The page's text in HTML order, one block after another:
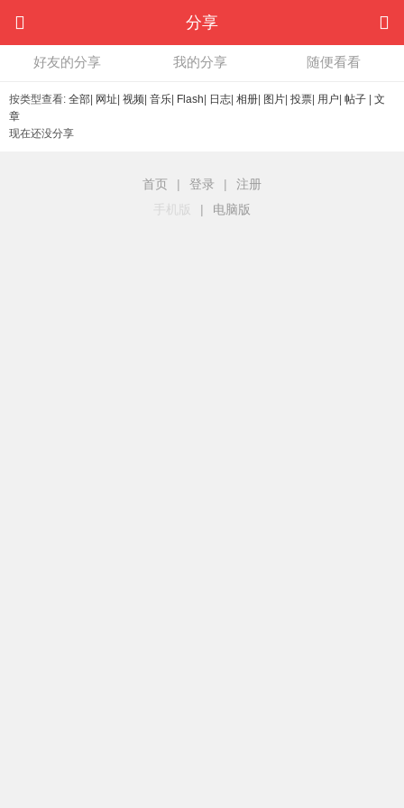
分享
好友的分享 我的分享 随便看看
按类型查看: 全部 网址 视频 音乐 Flash 日志 相册 图片 投票 用户 帖子
文
章
现在还没分享
首页 | 登录 |
注册
手机版
| 电脑版